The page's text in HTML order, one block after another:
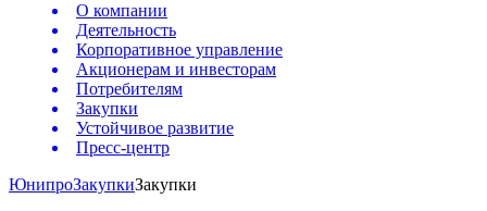
О компании
Деятельность
Корпоративное управление
Акционерам и инвесторам
Потребителям
Закупки
Устойчивое развитие
Пресс-центр
ЮнипроЗакупкиЗакупки